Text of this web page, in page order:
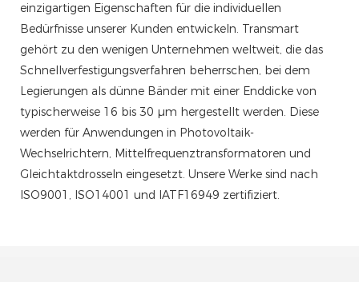
einzigartigen Eigenschaften für die individuellen
Bedürfnisse unserer Kunden entwickeln. Transmart
gehört zu den wenigen Unternehmen weltweit, die das
Schnellverfestigungsverfahren beherrschen, bei dem
Legierungen als dünne Bänder mit einer Enddicke von
typischerweise 16 bis 30 µm hergestellt werden. Diese
werden für Anwendungen in Photovoltaik-
Wechselrichtern, Mittelfrequenztransformatoren und
Gleichtaktdrosseln eingesetzt. Unsere Werke sind nach
ISO9001, ISO14001 und IATF16949 zertifiziert.